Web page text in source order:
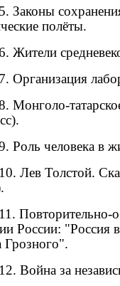
Законы
полёты.
Жители
Организация
Монголо-
Роль человека в
Лев Толстой.
России: "Россия
Грозного".
Война за